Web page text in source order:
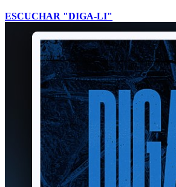
ESCUCHAR "DIGA-LI"